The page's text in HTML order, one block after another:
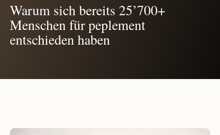
Warum sich bereits 25’700+
Menschen für peplement
entschieden haben